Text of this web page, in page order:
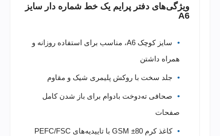
ویژگی‌های دفتر پرایم یک خط شماره دار سایز
A6
سایز کوچک A6، مناسب برای استفاده روزانه و
همراه داشتن
جلد سخت با روکش پلیمری شیک و مقاوم
صحافی ته‌دوخت بادوام برای باز شدن کامل
صفحات
کاغذ کرم 80± GSM با تاییدیه‌های PEFC/FSC